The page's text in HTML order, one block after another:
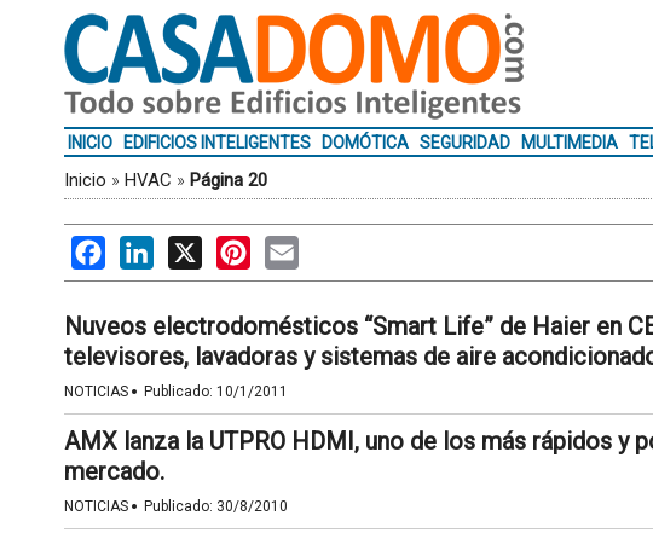
INICIO EDIFICIOS INTELIGENTES DOMÓTICA SEGURIDAD MULTIMEDIA
Inicio » HVAC » Página 20
FacebookLinkedIn
X PinterestEmail
Nuveos electrodomésticos “Smart Life” de Haier en
televisores, lavadoras y sistemas de aire
NOTICIAS · Publicado: 10/1/2011
AMX lanza la UTPRO HDMI, uno de los más rápidos y
mercado.
NOTICIAS · Publicado: 30/8/2010